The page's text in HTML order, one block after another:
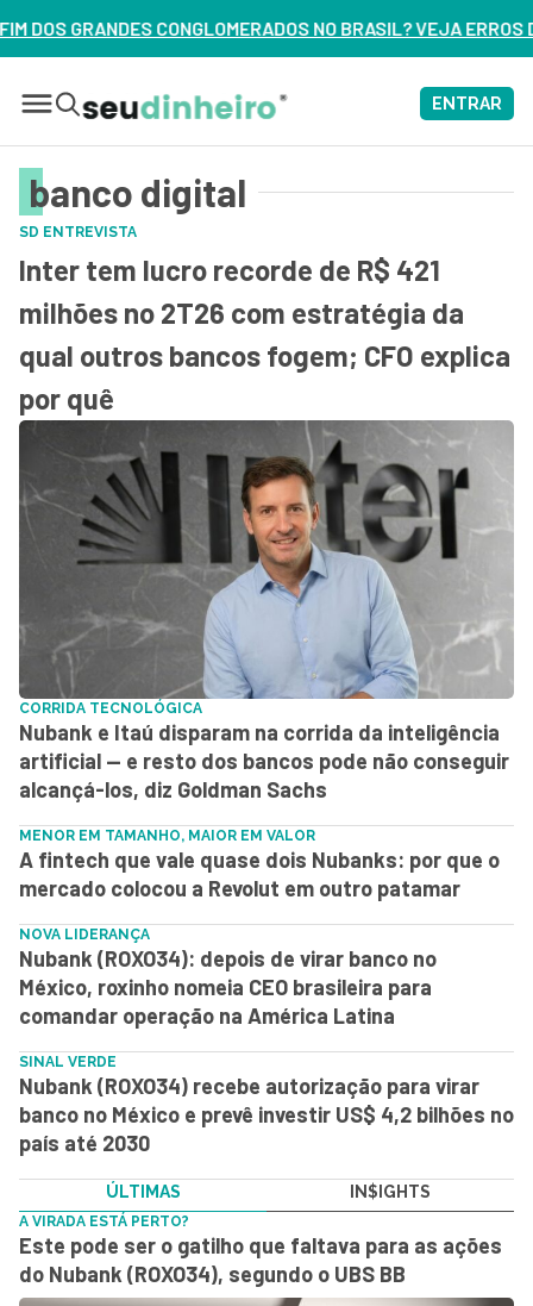
CONGLOMERADOS NO BRASIL? VEJA ERROS DE 3 DELES –
ENTRAR
banco digital
SD ENTREVISTA
Inter tem lucro recorde de R$ 421
milhões no 2T26 com estratégia da
qual outros bancos fogem; CFO explica
por quê
CORRIDA TECNOLÓGICA
Nubank e Itaú disparam na corrida da inteligência
artificial — e resto dos bancos pode não conseguir
alcançá-los, diz Goldman Sachs
MENOR EM TAMANHO, MAIOR EM VALOR
A fintech que vale quase dois Nubanks: por que o
mercado colocou a Revolut em outro patamar
NOVA LIDERANÇA
Nubank (ROXO34): depois de virar banco no
México, roxinho nomeia CEO brasileira para
comandar operação na América Latina
SINAL VERDE
Nubank (ROXO34) recebe autorização para virar
banco no México e prevê investir US$ 4,2 bilhões no
país até 2030
ÚLTIMAS IN$IGHTS
A VIRADA ESTÁ PERTO?
Este pode ser o gatilho que faltava para as ações
do Nubank (ROXO34), segundo o UBS BB